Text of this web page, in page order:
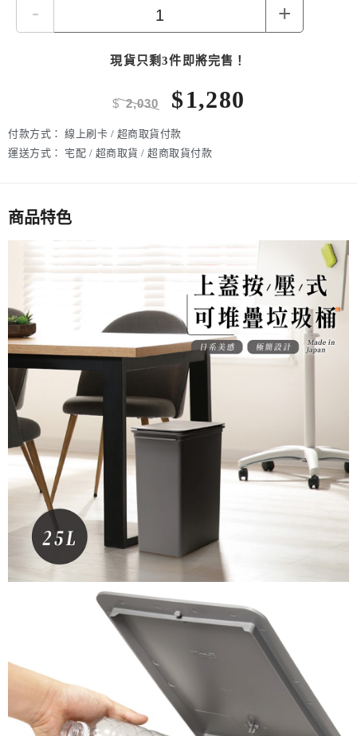
- +
現貨只剩3件即將完售！
$2,030 $1,280
付款方式： 線上刷卡 / 超商取貨付款
運送方式：
宅配 / 超商取貨 / 超商取貨付款
商品特色